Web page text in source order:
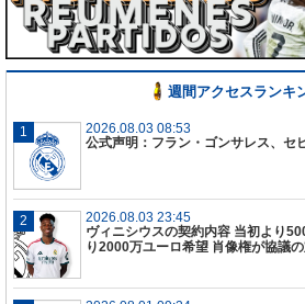
誰もが彼のことを愛しているし
にトレーニングをしている。
この仕事はそういうことがある。
の試合、その次はその次の…チ
は競い合うことに取り組んでい
ても重要な試合。そこに集中し
褒め言葉はあまり考えていない
よいもの。
アムステルダム
このスタジアムに大きな思い出
週間アクセスランキ
2026.08.03 08:53
公式声明：フラン・ゴンサレス、セ
2026.08.03 23:45
ヴィニシウスの契約内容 当初より
り2000万ユーロ希望 肖像権が協議